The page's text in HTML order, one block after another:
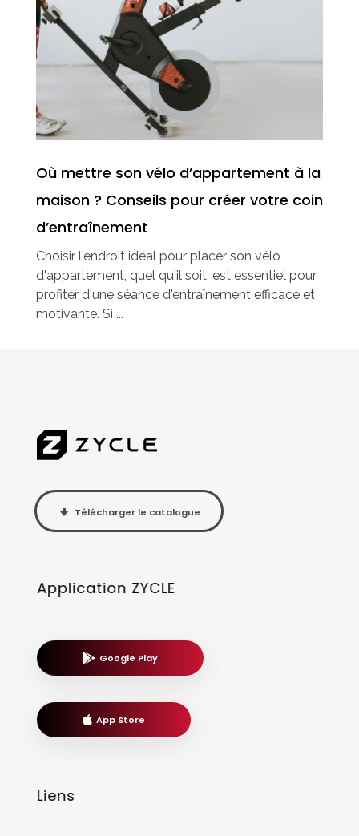
Où mettre son vélo d’appartement à la
maison ? Conseils pour créer votre coin
d’entraînement
Choisir l'endroit idéal pour placer son vélo
d'appartement, quel qu'il soit, est essentiel pour
profiter d'une séance d'entraînement efficace et
motivante. Si ...
Télécharger le catalogue
Application ZYCLE
Google Play
App Store
Liens